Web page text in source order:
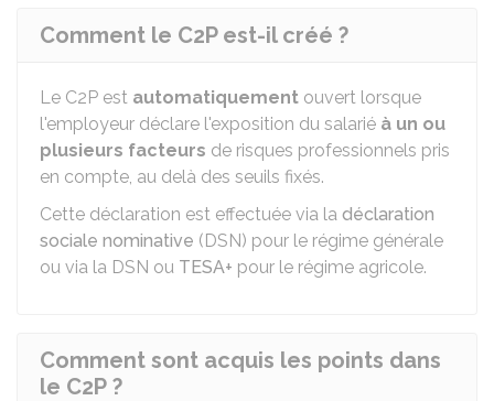
Comment le C2P est-il créé ?
Le C2P est automatiquement ouvert lorsque
l'employeur déclare l'exposition du salarié à un ou
plusieurs facteurs de risques professionnels pris
en compte, au delà des seuils fixés.
Cette déclaration est effectuée via la déclaration
sociale nominative (DSN) pour le régime générale
ou via la DSN ou TESA+ pour le régime agricole.
Comment sont acquis les points dans
le C2P ?